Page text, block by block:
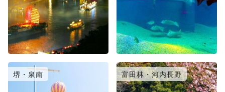
堺・泉南 富田林・河内長野